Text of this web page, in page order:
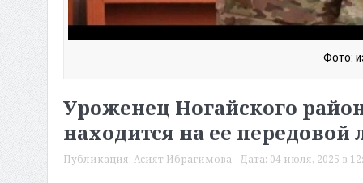
Фото:
Уроженец Ногайского
находится на ее передовой
Публикация:Асият Ибрагимова Дата: 04 июля, 2025 в